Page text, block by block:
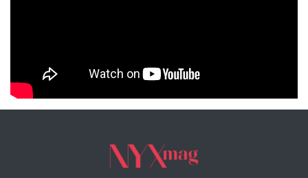
NYXmag 2. Yaş Kutlama Etkinliği